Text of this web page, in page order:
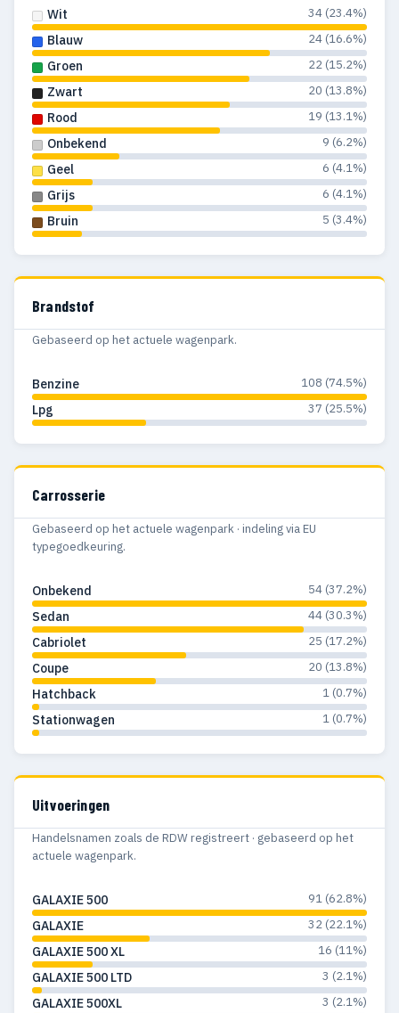
Wit 34 (23.4%)
Blauw 24 (16.6%)
Groen 22 (15.2%)
Zwart 20 (13.8%)
Rood 19 (13.1%)
Onbekend 9 (6.2%)
Geel 6 (4.1%)
Grijs 6 (4.1%)
Bruin 5 (3.4%)
Brandstof
Gebaseerd op het actuele wagenpark.
Benzine 108 (74.5%)
Lpg 37 (25.5%)
Carrosserie
Gebaseerd op het actuele wagenpark · indeling via EU
typegoedkeuring.
Onbekend 54 (37.2%)
Sedan 44 (30.3%)
Cabriolet 25 (17.2%)
Coupe 20 (13.8%)
Hatchback 1 (0.7%)
Stationwagen 1 (0.7%)
Uitvoeringen
Handelsnamen zoals de RDW registreert · gebaseerd op het
actuele wagenpark.
GALAXIE 500 91 (62.8%)
GALAXIE 32 (22.1%)
GALAXIE 500 XL 16 (11%)
GALAXIE 500 LTD 3 (2.1%)
GALAXIE 500XL 3 (2.1%)